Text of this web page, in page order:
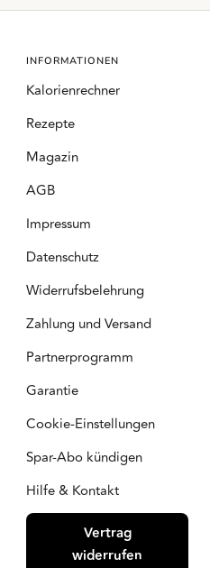
INFORMATIONEN
Kalorienrechner
Rezepte
Magazin
AGB
Impressum
Datenschutz
Widerrufsbelehrung
Zahlung und Versand
Partnerprogramm
Garantie
Cookie-Einstellungen
Spar-Abo kündigen
Hilfe & Kontakt
Vertrag
widerrufen